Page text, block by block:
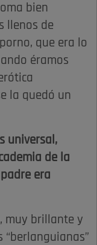
bien
llenos de
que era lo
éramos
la quedó un
universal,
de la
era
muy brillante y